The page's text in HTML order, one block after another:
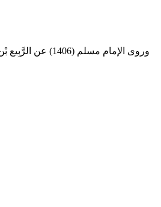
وروى الإمام